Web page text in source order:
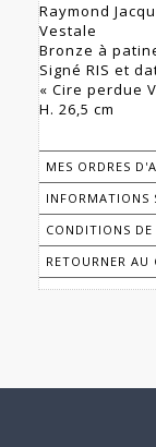
Raymond
Vestale
Bronze à
Signé RIS et
« Cire perdue
H. 26,5 cm
MES ORDRES
INFORMATIONS
CONDITIONS DE
RETOURNER AU